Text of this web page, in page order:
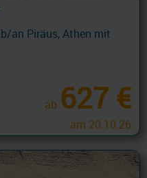
an Piräus, Athen mit
ab 627 €
am 20.10.26